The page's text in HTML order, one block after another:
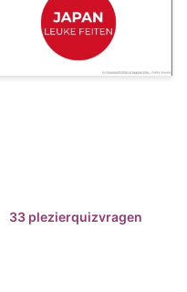
33 plezierquizvragen